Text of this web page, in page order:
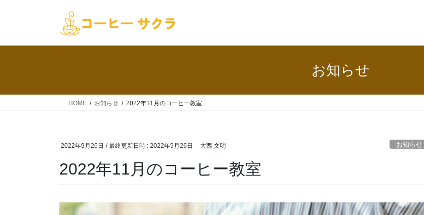
お知らせ
HOME お知らせ 2022年11月のコーヒー教室
2022年9月26日 / 最終更新日時 : 2022年9月26日 大西 文明 お知らせ
2022年11月のコーヒー教室